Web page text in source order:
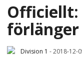
Officiellt:
förlänger
Division 1 -2018-12-